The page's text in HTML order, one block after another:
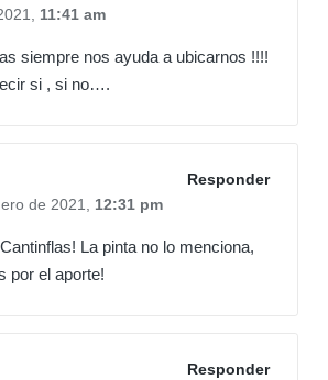
11:41 am
siempre nos ayuda a ubicarnos !!!!
si , si no….
Responder
de 2021, 12:31 pm
La pinta no lo menciona,
por el aporte!
Responder